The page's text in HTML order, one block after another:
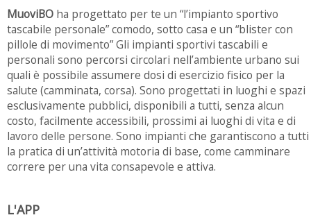
MuoviBO ha progettato per te un “l’impianto sportivo
tascabile personale” comodo, sotto casa e un “blister con
pillole di movimento” Gli impianti sportivi tascabili e
personali sono percorsi circolari nell’ambiente urbano sui
quali è possibile assumere dosi di esercizio fisico per la
salute (camminata, corsa). Sono progettati in luoghi e spazi
esclusivamente pubblici, disponibili a tutti, senza alcun
costo, facilmente accessibili, prossimi ai luoghi di vita e di
lavoro delle persone. Sono impianti che garantiscono a tutti
la pratica di un’attività motoria di base, come camminare
correre per una vita consapevole e attiva.
L'APP